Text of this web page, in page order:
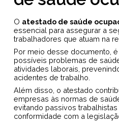
O atestado de saúde
essencial para assegurar a
trabalhadores que atuam na
Por meio desse documento,
possíveis problemas de
atividades laborais,
acidentes de trabalho.
Além disso, o atestado
empresas às normas de
evitando passivos
conformidade com a